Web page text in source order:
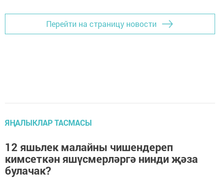
Перейти на страницу новости
ЯҢАЛЫКЛАР ТАСМАСЫ
12 яшьлек малайны чишендереп
кимсеткән яшүсмерләргә нинди җәза
булачак?